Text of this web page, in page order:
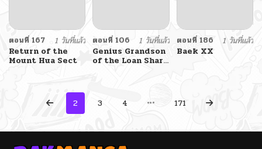
ตอนที่ 167
1 วันที่แล้ว
Return of the
Mount Hua Sect
ตอนที่ 106
1 วันที่แล้ว
Genius Grandson
of the Loan Shark
ตอนที่ 186
1 วันที่แล้ว
Baek XX
2 3 4 171